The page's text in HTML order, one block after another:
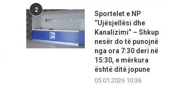
2
Sportelet e NP
“Ujësjellësi dhe
Kanalizimi” – Shkup
nesër do të punojnë
nga ora 7:30 deri në
15:30, e mërkura
është ditë jopune
05.01.2026 10:36